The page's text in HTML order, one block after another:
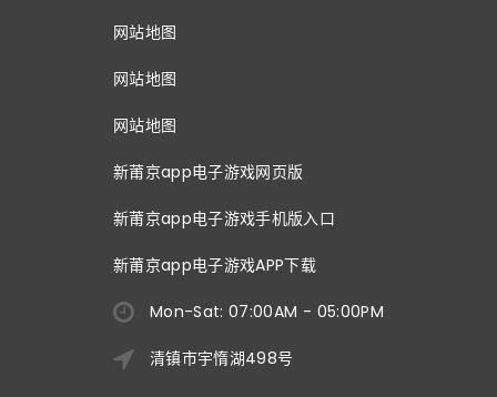
网站地图
网站地图
网站地图
新莆京app电子游戏网页版
新莆京app电子游戏手机版入口
新莆京app电子游戏APP下载
Mon-Sat: 07:00AM - 05:00PM
清镇市宇惰湖498号